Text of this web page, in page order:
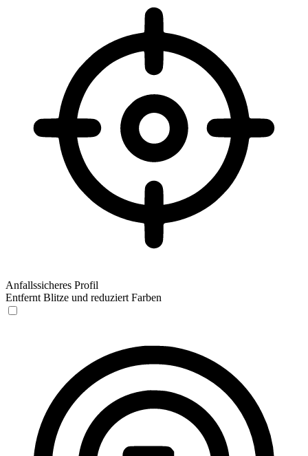
Anfallssicheres Profil
Entfernt Blitze und reduziert Farben